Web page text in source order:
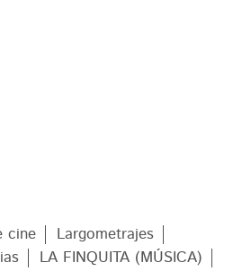
cine
Largometrajes
LA FINQUITA (MÚSICA)